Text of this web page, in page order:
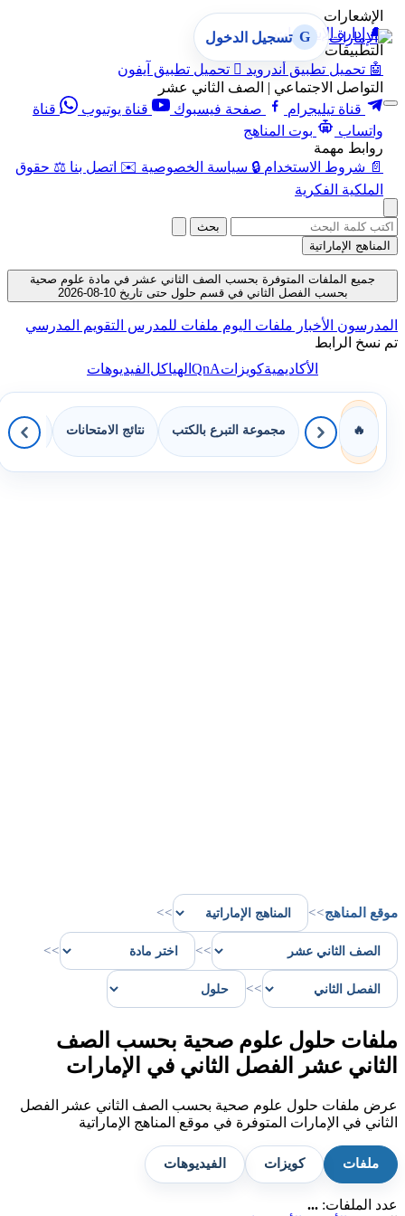
الإشعارات
🔔 إدارة الإشعارات
التطبيقات
🤖 تحميل تطبيق أندرويد  تحميل تطبيق آيفون
التواصل الاجتماعي | الصف الثاني عشر
قناة تيليجرام
صفحة فيسبوك قناة يوتيوب
قناة
واتساب
بوت المناهج
روابط مهمة
📄 شروط الاستخدام 🔒 سياسة الخصوصية ✉️ اتصل بنا ⚖️ حقوق
الملكية الفكرية
G تسجيل الدخول
بحث
المناهج الإماراتية
جميع الملفات المتوفرة بحسب الصف الثاني عشر في مادة علوم صحية
بحسب الفصل الثاني في قسم حلول حتى تاريخ 10-08-2026
المدرسون الأخبار ملفات اليوم ملفات للمدرس التقويم المدرسي
تم نسخ الرابط
الأكاديميةكويزاتQnAالهياكلالفيديوهات
🔥 مجموعة التبرع بالكتب نتائج الامتحانات
موقع المناهج>>
>>
>>
>>
>>
ملفات حلول علوم صحية بحسب الصف
الثاني عشر الفصل الثاني في الإمارات
عرض ملفات حلول علوم صحية بحسب الصف الثاني عشر الفصل
الثاني في الإمارات المتوفرة في موقع المناهج الإماراتية
ملفات كويزات الفيديوهات
عدد الملفات: ...